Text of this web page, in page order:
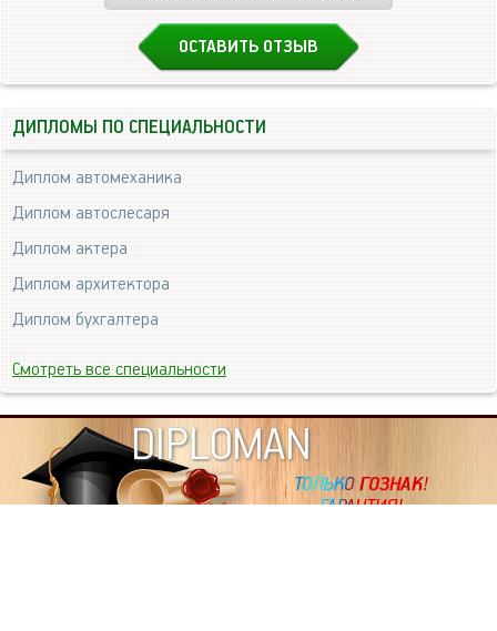
ОСТАВИТЬ ОТЗЫВ
ДИПЛОМЫ ПО СПЕЦИАЛЬНОСТИ
Диплом автомеханика
Диплом автослесаря
Диплом актера
Диплом архитектора
Диплом бухгалтера
Смотреть все специальности
DIPLOMAN